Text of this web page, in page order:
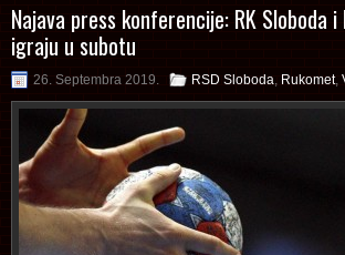
Najava press konferencije: RK Sloboda i
igraju u subotu
26. Septembra 2019. RSD Sloboda Rukomet,